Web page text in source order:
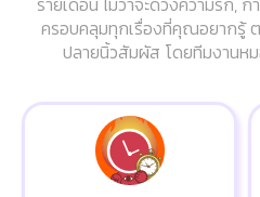
ครอบคลุมทุกเรื่องที่คุณอยากรู้
ปลายนิ้วสัมผัส โดยทีมงานห